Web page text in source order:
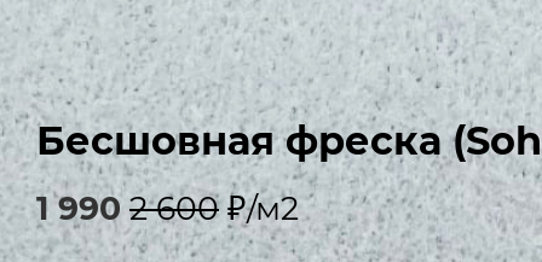
Бесшовная фреска
1 990 2 600₽/м2